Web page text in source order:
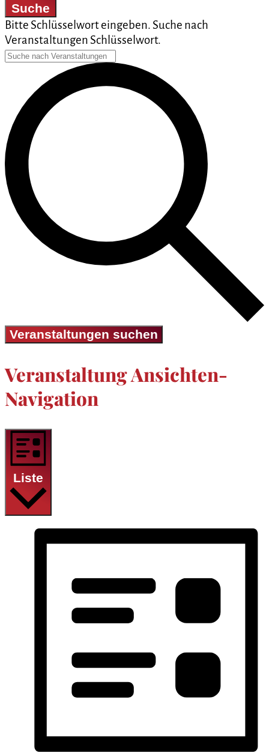
Suche
Bitte Schlüsselwort eingeben. Suche nach
Veranstaltungen Schlüsselwort.
Veranstaltungen suchen
Veranstaltung Ansichten-
Navigation
Liste